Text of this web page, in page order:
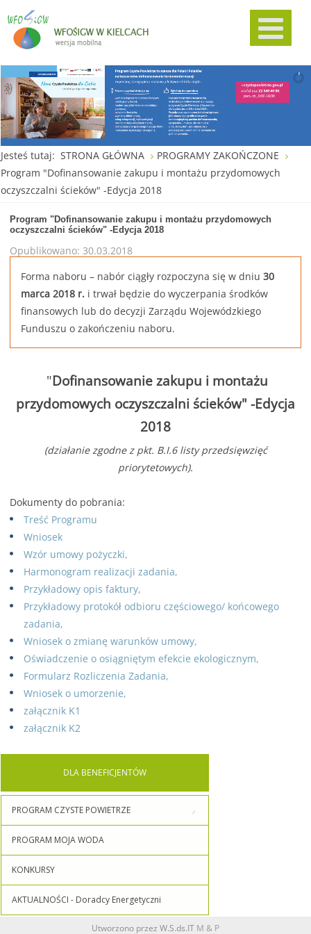
Jesteś tutaj: STRONA GŁÓWNA
PROGRAMY ZAKOŃCZONE
Program "Dofinansowanie zakupu i montażu przydomowych
oczyszczalni ścieków" -Edycja 2018
Program "Dofinansowanie zakupu i montażu przydomowych
oczyszczalni ścieków" -Edycja 2018
Opublikowano: 30.03.2018
Forma naboru – nabór ciągły rozpoczyna się w dniu 30
marca 2018 r.i trwał będzie do wyczerpania środków
finansowych lub do decyzji Zarządu Wojewódzkiego
Funduszu o zakończeniu naboru.
"Dofinansowanie zakupu i montażu
przydomowych oczyszczalni ścieków" -Edycja
2018
(działanie zgodne z pkt. B.I.6 listy przedsięwzięć
priorytetowych).
Dokumenty do pobrania:
Treść Programu
Wniosek
Wzór umowy pożyczki,
Harmonogram realizacji zadania,
Przykładowy opis faktury,
Przykładowy protokół odbioru częściowego/ końcowego
zadania,
Wniosek o zmianę warunków umowy,
Oświadczenie o osiągniętym efekcie ekologicznym,
Formularz Rozliczenia Zadania,
Wniosek o umorzenie,
załącznik K1
załącznik K2
DLABENEFICJENTÓW
PROGRAM CZYSTE POWIETRZE
PROGRAM MOJA WODA
KONKURSY
AKTUALNOŚCI - Doradcy Energetyczni
Utworzono przez W.S.ds.IT M & P